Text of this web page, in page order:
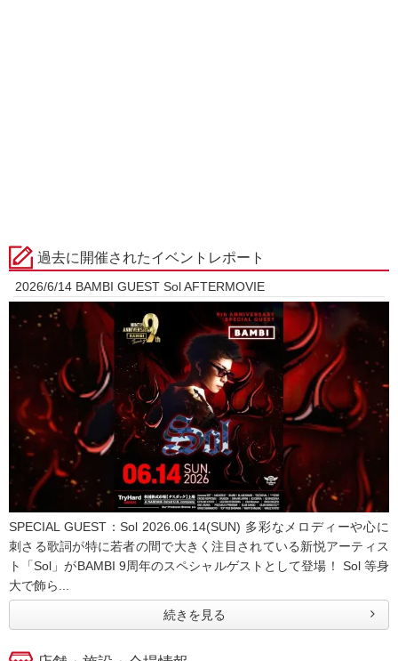
過去に開催されたイベントレポート
2026/6/14 BAMBI GUEST Sol AFTERMOVIE
SPECIAL GUEST：Sol 2026.06.14(SUN) 多彩なメロディーや心に
刺さる歌詞が特に若者の間で大きく注目されている新悦アーティス
ト「Sol」がBAMBI 9周年のスペシャルゲストとして登場！ Sol 等身
大で飾ら...
続きを見る